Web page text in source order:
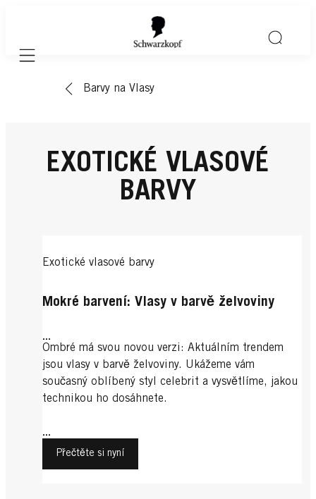
Mobile navigation
Barvy na Vlasy
EXOTICKÉ VLASOVÉ
BARVY
Exotické vlasové barvy
Mokré barvení: Vlasy v barvě želvoviny
...
Ombré má svou novou verzi: Aktuálním trendem
jsou vlasy v barvě želvoviny. Ukážeme vám
současný oblíbený styl celebrit a vysvětlíme, jakou
technikou ho dosáhnete.
...
Přečtěte si nyní